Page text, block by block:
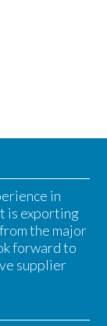
in
is exporting
the major
forward to
supplier